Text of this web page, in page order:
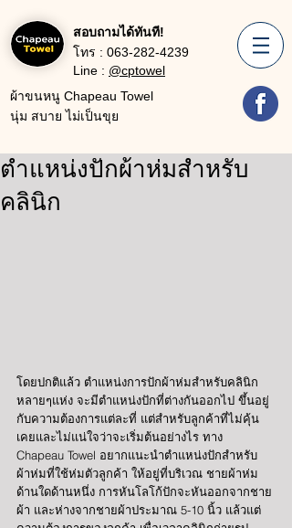
สอบถามได้ทันที!
โทร : 063-282-4239
Line : @cptowel
ผ้าขนหนู Chapeau Towel
นุ่ม สบาย ไม่เป็นขุย
ตำแหน่งปักผ้าห่มสำหรับ
คลินิก
โดยปกติแล้ว ตำแหน่งการปักผ้าห่มสำหรับคลินิก
หลายๆแห่ง จะมีตำแหน่งปักที่ต่างกันออกไป ขึ้นอยู่
กับความต้องการแต่ละที่ แต่สำหรับลูกค้าที่ไม่คุ้น
เคยและไม่แน่ใจว่าจะเริ่มต้นอย่างไร ทาง
Chapeau Towel อยากแนะนำตำแหน่งปักสำหรับ
ผ้าห่มที่ใช้ห่มตัวลูกค้า ให้อยู่ที่บริเวณ ชายผ้าห่ม
ด้านใดด้านหนึ่ง การหันโลโก้ปักจะหันออกจากชาย
ผ้า และห่างจากชายผ้าประมาณ 5-10 นิ้ว แล้วแต่